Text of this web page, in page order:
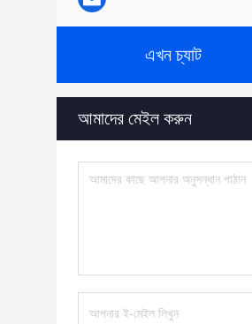
এখন চ্যাট
আমাদের মেইল করুন